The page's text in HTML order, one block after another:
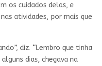
os cuidados delas, e
atividades, por mais que
diz. “Lembro que tinha
dias, chegava na